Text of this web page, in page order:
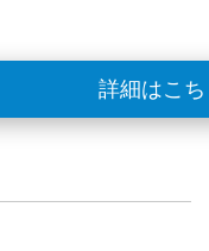
詳細はこ